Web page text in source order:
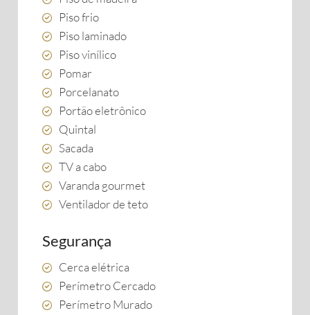
Piso frio
Piso laminado
Piso vinílico
Pomar
Porcelanato
Portão eletrônico
Quintal
Sacada
TV a cabo
Varanda gourmet
Ventilador de teto
Segurança
Cerca elétrica
Perímetro Cercado
Perímetro Murado